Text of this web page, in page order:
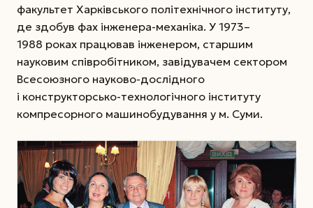
факультет Харківського політехнічного інституту,
де здобув фах інженера-механіка. У 1973–
1988 роках працював інженером, старшим
науковим співробітником, завідувачем сектором
Всесоюзного науково-дослідного
і конструкторсько-технологічного інституту
компресорного машинобудування у м. Суми.